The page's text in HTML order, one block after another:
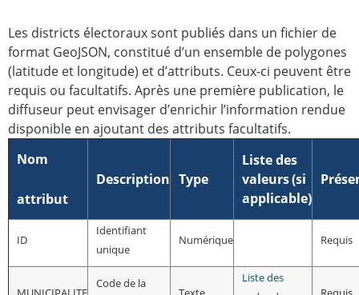
Les districts électoraux sont publiés dans un fichier de
format GeoJSON, constitué d’un ensemble de polygones
(latitude et longitude) et d’attributs. Ceux-ci peuvent être
requis ou facultatifs. Après une première publication, le
diffuseur peut envisager d’enrichir l’information rendue
disponible en ajoutant des attributs facultatifs.
Nom
attribut
Description Type
Liste des
valeurs(si
applicable)
ID
Identifiant
unique
Numérique Requis
Code de la
Liste des